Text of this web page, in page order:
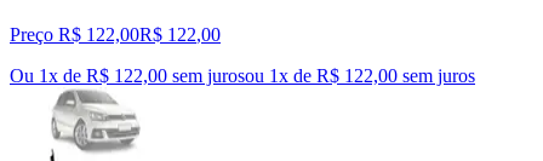
Preço R$ 122,00R$ 122,00
Ou 1x de R$ 122,00 sem jurosou 1x de R$ 122,00 sem juros